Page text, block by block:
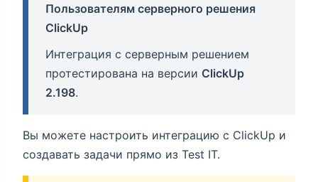
Пользователям серверного решения
ClickUp
Интеграция с серверным решением
протестирована на версии ClickUp
2.198.
Вы можете настроить интеграцию с ClickUp и
создавать задачи прямо из Test IT.